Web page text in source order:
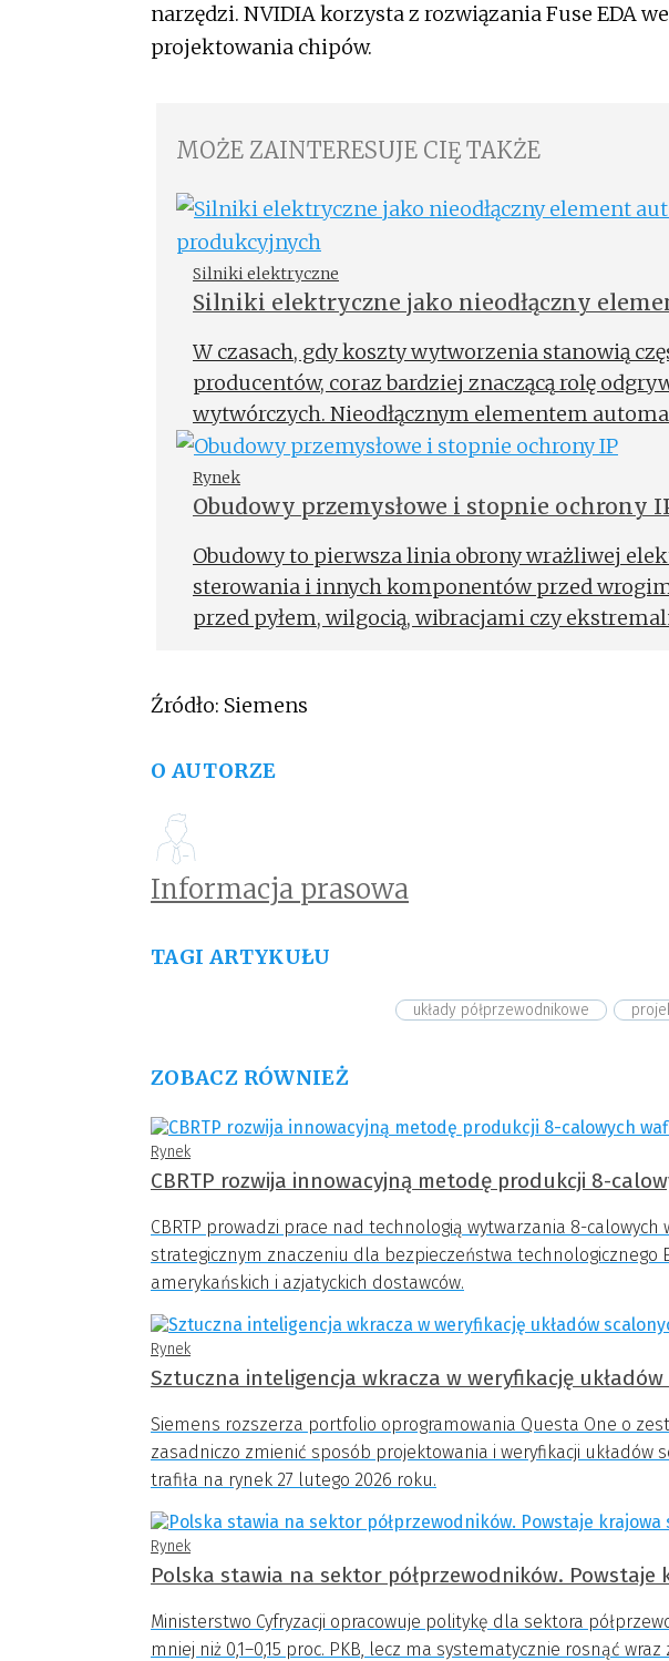
narzędzi. NVIDIA korzysta z rozwiązania Fuse EDA
projektowania chipów.
MOŻE ZAINTERESUJE CIĘ TAKŻE
Silniki elektryczne
Silniki elektryczne jako nieodłączny
W czasach, gdy koszty wytworzenia stanowią
producentów, coraz bardziej znaczącą rolę
wytwórczych. Nieodłącznym elementem
wprawiający w ruch, którego podstawą jest silnik
Rynek
Obudowy przemysłowe i stopnie ochrony
Obudowy to pierwsza linia obrony wrażliwej
sterowania i innych komponentów przed
przed pyłem, wilgocią, wibracjami czy
Źródło: Siemens
O AUTORZE
Informacja prasowa
TAGI ARTYKUŁU
układy półprzewodnikowe
ZOBACZ RÓWNIEŻ
Rynek
CBRTP rozwija innowacyjną metodę produkcji 8-
CBRTP prowadzi prace nad technologią wytwarzania 8-calowych
strategicznym znaczeniu dla bezpieczeństwa technologicznego
amerykańskich i azjatyckich dostawców.
Rynek
Sztuczna inteligencja wkracza w weryfikację
Siemens rozszerza portfolio oprogramowania Questa One o
zasadniczo zmienić sposób projektowania i weryfikacji układów
trafiła na rynek 27 lutego 2026 roku.
Rynek
Polska stawia na sektor półprzewodników. Powstaje
Ministerstwo Cyfryzacji opracowuje politykę dla sektora
mniej niż 0,1–0,15 proc. PKB, lecz ma systematycznie rosnąć